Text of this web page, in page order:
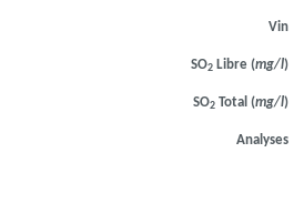
Vin
SO2 Libre (mg/l)
SO2 Total (mg/l)
Analyses